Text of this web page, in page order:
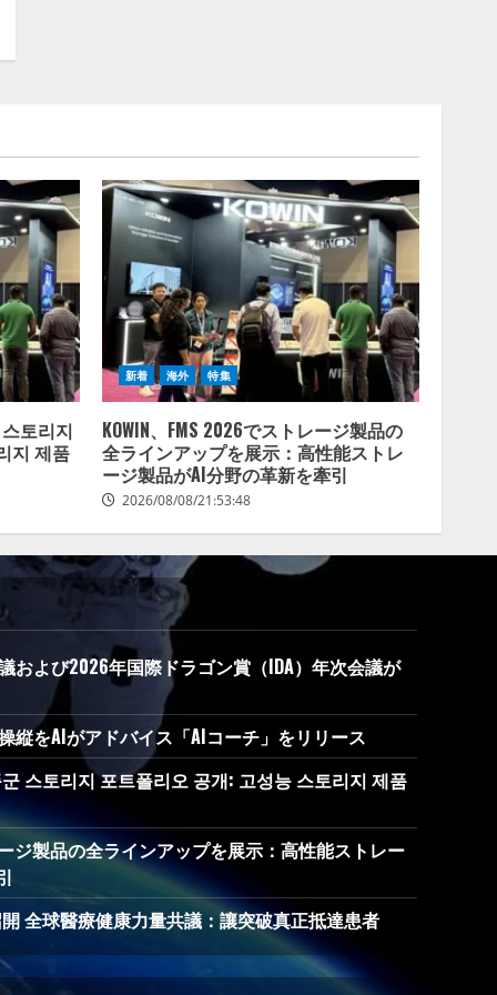
토리지
지 제품
新着 海外 特集
KOWIN、FMS 2026でストレージ製品の
全ラインアップを展示：高性能ストレ
ージ製品がAI分野の革新を牽引
2026/08/08/21:53:48
および2026年国際ドラゴン賞（IDA）年次会議が
縦をAIがアドバイス「AIコーチ」をリリース
스토리지 포트폴리오 공개: 고성능 스토리지 제품
ジ製品の全ラインアップを展示：高性能ストレー
全球醫療健康力量共議：讓突破真正抵達患者